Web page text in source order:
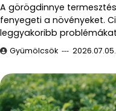
A görögdinnye
fenyegeti a növényeket.
leggyakoribb
Gyümölcsök 2026.07.05.